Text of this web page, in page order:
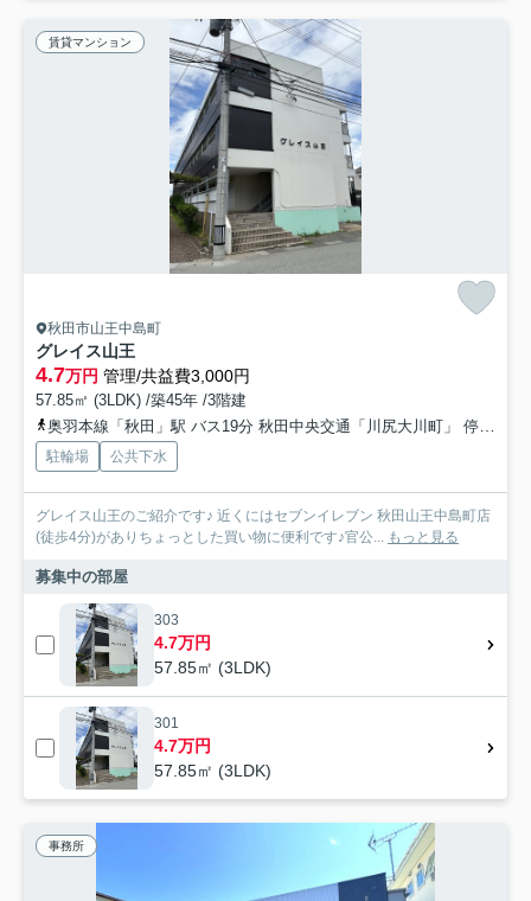
賃貸マンション
秋田市山王中島町
グレイス山王
4.7万円 管理/共益費3,000円
57.85㎡ (3LDK) /築45年 /3階建
奥羽本線「秋田」駅 バス19分 秋田中央交通「川尻大川町」 停歩6分
駐輪場 公共下水
グレイス山王のご紹介です♪ 近くにはセブンイレブン 秋田山王中島町店
(徒歩4分)がありちょっとした買い物に便利です♪官公... もっと見る
募集中の部屋
303
4.7万円
57.85㎡ (3LDK)
301
4.7万円
57.85㎡ (3LDK)
事務所